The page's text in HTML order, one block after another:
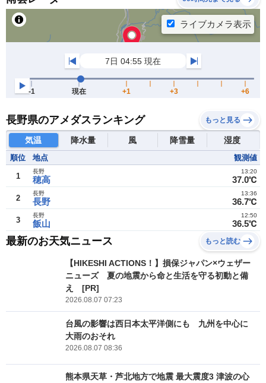
長野県のアメダスランキング もっと見る
気温 降水量 風 降雪量 湿度
順位 地点 観測値
1 穂高
長野
37.0℃
13:20
2 長野
長野
36.7℃
13:36
3 飯山
長野
36.5℃
12:50
最新のお天気ニュース もっと読む
【HIKESHI ACTIONS！】損保ジャパン×ウェザー
ニューズ 夏の地震から命と生活を守る初動と備
え [PR]
2026.08.07 07:23
台風の影響は西日本太平洋側にも 九州を中心に
大雨のおそれ
2026.08.07 08:36
熊本県天草・芦北地方で地震 最大震度3 津波の心